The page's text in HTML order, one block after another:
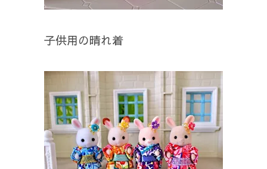
子供用の晴れ着